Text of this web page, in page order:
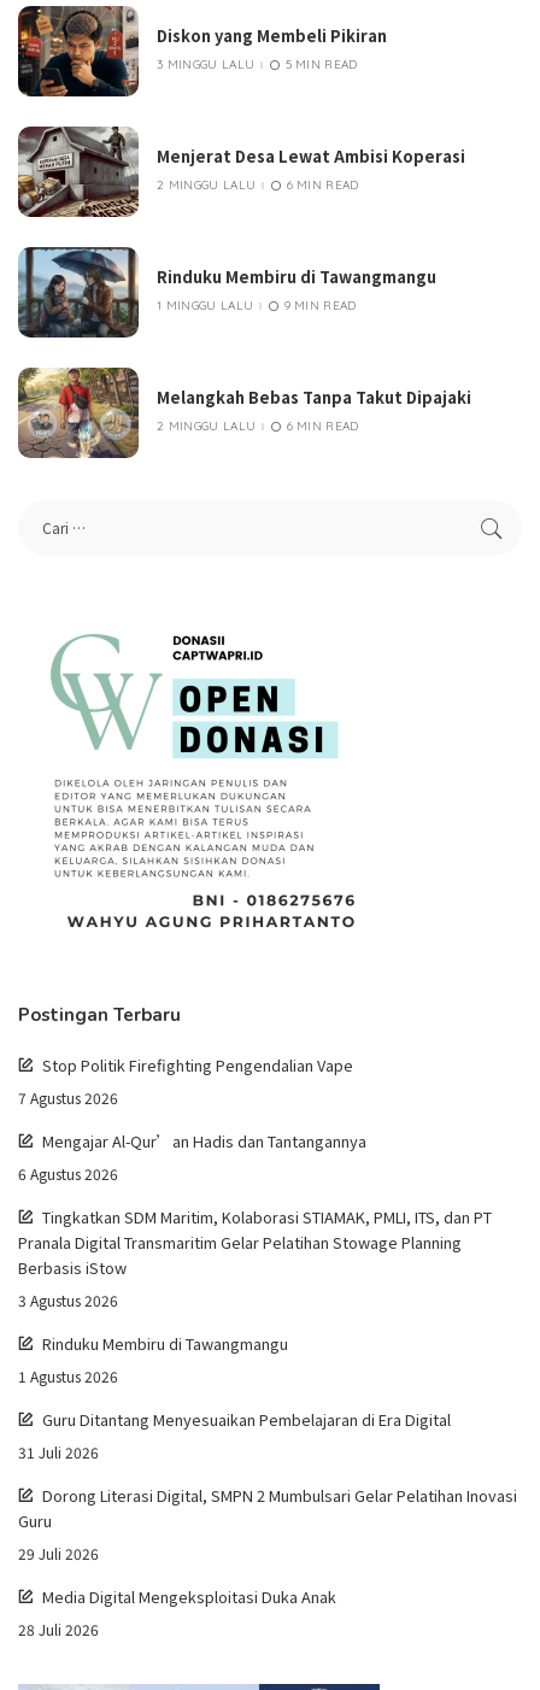
Diskon yang Membeli Pikiran
3 MINGGU LALU 5 MIN READ
Menjerat Desa Lewat Ambisi Koperasi
2 MINGGU LALU 6 MIN READ
Rinduku Membiru di Tawangmangu
1 MINGGU LALU 9 MIN READ
Melangkah Bebas Tanpa Takut Dipajaki
2 MINGGU LALU 6 MIN READ
Postingan Terbaru
Stop Politik Firefighting Pengendalian Vape
7 Agustus 2026
Mengajar Al-Qur’an Hadis dan Tantangannya
6 Agustus 2026
Tingkatkan SDM Maritim, Kolaborasi STIAMAK, PMLI, ITS, dan PT
Pranala Digital Transmaritim Gelar Pelatihan Stowage Planning
Berbasis iStow
3 Agustus 2026
Rinduku Membiru di Tawangmangu
1 Agustus 2026
Guru Ditantang Menyesuaikan Pembelajaran di Era Digital
31 Juli 2026
Dorong Literasi Digital, SMPN 2 Mumbulsari Gelar Pelatihan Inovasi
Guru
29 Juli 2026
Media Digital Mengeksploitasi Duka Anak
28 Juli 2026